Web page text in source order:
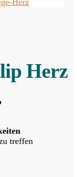
Herz
treffen